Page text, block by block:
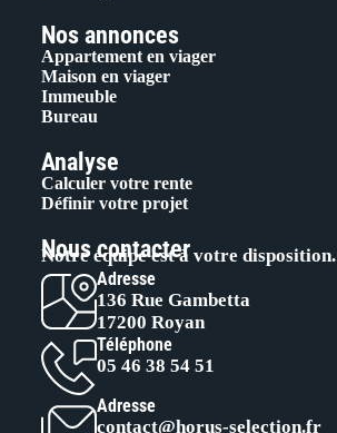
Nos annonces
Appartement en viager
Maison en viager
Immeuble
Bureau
Analyse
Calculer votre rente
Définir votre projet
Nous contacter
Notre équipe est à votre disposition.
Adresse
136 Rue Gambetta
17200 Royan
Téléphone
05 46 38 54 51
Adresse
contact@horus-selection.fr